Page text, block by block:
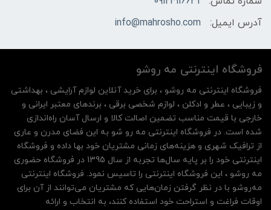
آدرس ایمیل:
info@mahrosho.com
فروشگاه اینترنتی مه‌ رو‌شو
فروشگاه اینترنتی مه‌ رو‌شو ، برای خرید آنلاین لوازم آرایشی ، بهداشتی
و زیبایی ، عطر و ادکلن ، لوازم شخصی برقی ، برندهای معتبر ایرانی و
خارجی با قیمت مناسب تضمین اصالت کالا و ارسال آسان راه‌اندازی
شده است. در فروشگاه اینترنتی مه رو شو به این فضای مدرن و عاری
از ترافیک شهری و هزینه‌های زمانی مشتریان خود بها داده و فروشگاه
اینترنتی خود را بر پایه سال‌ها تجربه از سال 1395 در فروشگاه حضوری
مه روشو ، این فروشگاه اینترنتی را تاسیس نمود. فروشگاه اینترنتی
مه‌رو‌شو با در نظر گرفتن زمان‌هایی که مشتریان می‌توانند از آن‌ برای
اوقات فراغت و استراحت خود استفاده کنند، به انتخاب و ارائه